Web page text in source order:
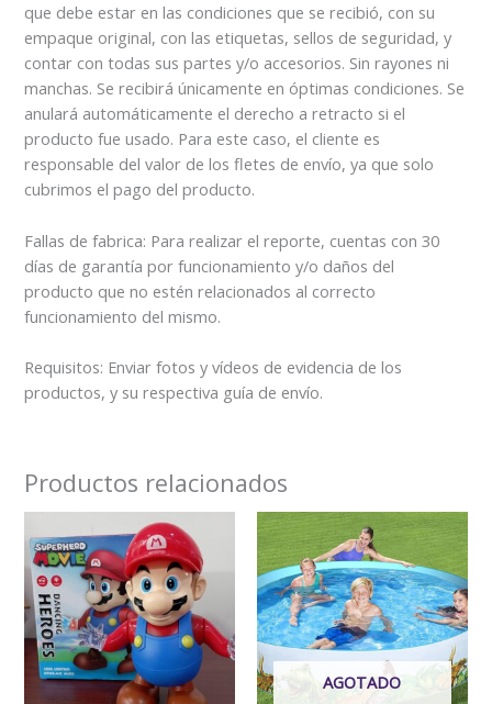
que debe estar en las condiciones que se recibió, con su
empaque original, con las etiquetas, sellos de seguridad, y
contar con todas sus partes y/o accesorios. Sin rayones ni
manchas. Se recibirá únicamente en óptimas condiciones. Se
anulará automáticamente el derecho a retracto si el
producto fue usado. Para este caso, el cliente es
responsable del valor de los fletes de envío, ya que solo
cubrimos el pago del producto.
Fallas de fabrica: Para realizar el reporte, cuentas con 30
días de garantía por funcionamiento y/o daños del
producto que no estén relacionados al correcto
funcionamiento del mismo.
Requisitos: Enviar fotos y vídeos de evidencia de los
productos, y su respectiva guía de envío.
Productos relacionados
AGOTADO